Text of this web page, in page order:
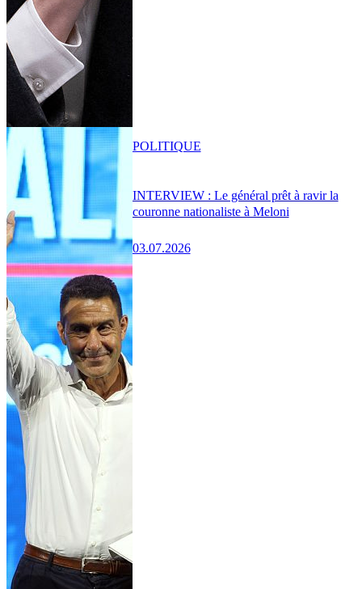
INTERVIEW : Le général prêt à ravir la
couronne nationaliste à Meloni
03.07.2026
POLITIQUE